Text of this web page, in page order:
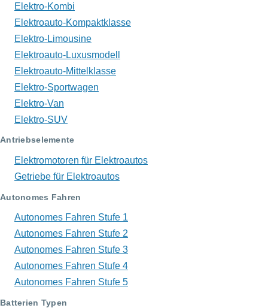
Elektro-Kombi
Elektroauto-Kompaktklasse
Elektro-Limousine
Elektroauto-Luxusmodell
Elektroauto-Mittelklasse
Elektro-Sportwagen
Elektro-Van
Elektro-SUV
Antriebselemente
Elektromotoren für Elektroautos
Getriebe für Elektroautos
Autonomes Fahren
Autonomes Fahren Stufe 1
Autonomes Fahren Stufe 2
Autonomes Fahren Stufe 3
Autonomes Fahren Stufe 4
Autonomes Fahren Stufe 5
Batterien Typen